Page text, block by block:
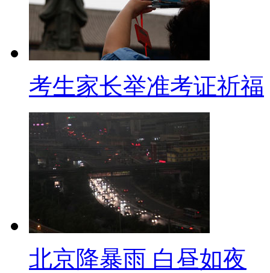
落实好不好。【解说】针对村
石化有限公司总经理胡兢克表示
当地村民子女进厂工作。【同
克)：有合适的，满足我们招工
个，我们在安宁以后，我们会
们这个炼厂服务，在这些产业
道，优先的来考虑我们这些子
政府方面也表示，会对失地村
造更多就业机会。
三 时事每日鲜
考生家长举准考证祈福
北京降暴雨 白昼如夜